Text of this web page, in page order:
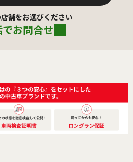
舗をお選びください
お問合せ